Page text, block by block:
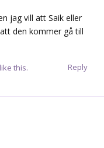
jag vill att Saik eller
den kommer gå till
Reply
like this.